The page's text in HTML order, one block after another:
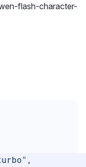
flash-character-
,